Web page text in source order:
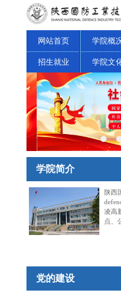
网站首页 学院概
招生就业 学院文
学院简介
陕西
凌高
点、
党的建设